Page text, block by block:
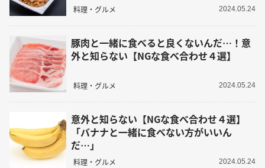
料理・グルメ 2024.05.24
豚肉と一緒に食べると良くないんだ…！意
外と知らない【NGな食べ合わせ４選】
料理・グルメ 2024.05.24
意外と知らない【NGな食べ合わせ４選】
「バナナと一緒に食べない方がいいん
だ…」
料理・グルメ 2024.05.24